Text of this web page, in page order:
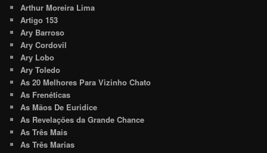
Arthur Moreira Lima
Artigo 153
Ary Barroso
Ary Cordovil
Ary Lobo
Ary Toledo
As 20 Melhores Para Vizinho Chato
As Frenéticas
As Mãos De Euridice
As Revelações da Grande Chance
As Três Mais
As Três Marias